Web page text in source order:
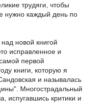
трудяги, чтобы
нужно каждый день по
новой книгой
исправленное и
первой
книги, которую я
и называлась
Многострадальный
испугавшись критики и